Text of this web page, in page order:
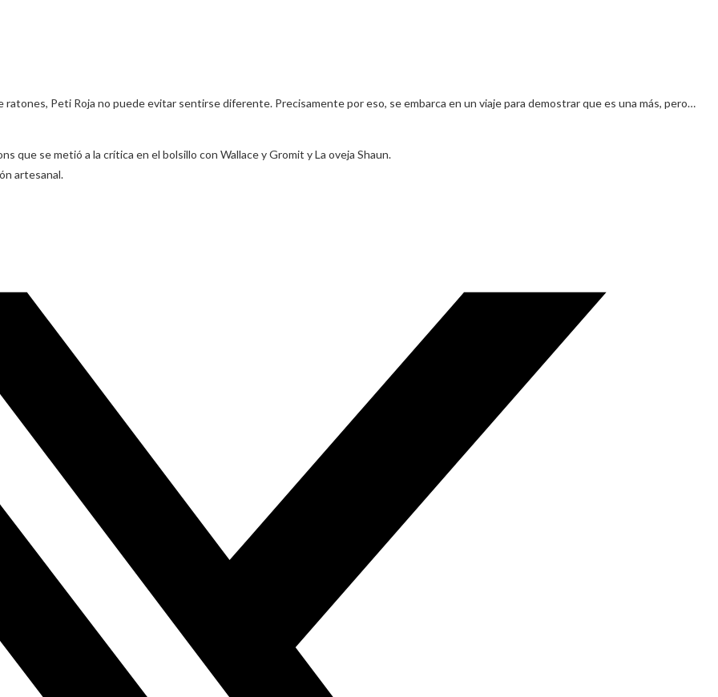
ratones, Peti Roja no puede evitar sentirse diferente. Precisamente por eso, se embarca en un viaje para demostrar que es una más, pero…
que se metió a la crítica en el bolsillo con Wallace y Gromit y La oveja Shaun.
artesanal.